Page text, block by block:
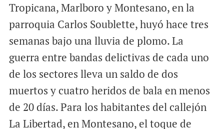
o
o
k
A
p
p
Tropicana, Marlboro y Montesano, en la
parroquia Carlos Soublette, huyó hace tres
semanas bajo una lluvia de plomo. La
guerra entre bandas delictivas de cada uno
de los sectores lleva un saldo de dos
muertos y cuatro heridos de bala en menos
de 20 días. Para los habitantes del callejón
La Libertad, en Montesano, el toque de